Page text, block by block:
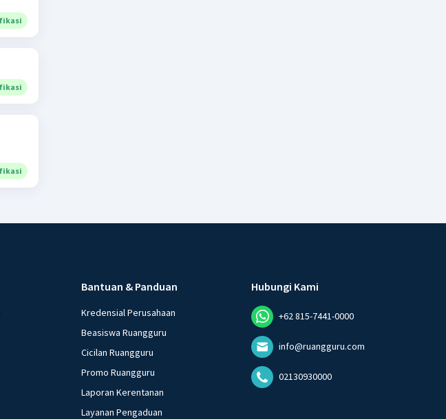
Bantuan & Panduan
Kredensial Perusahaan
Beasiswa Ruangguru
Cicilan Ruangguru
Promo Ruangguru
Laporan Kerentanan
Layanan Pengaduan
Hubungi Kami
+62 815-7441-0000
info@ruangguru.com
02130930000